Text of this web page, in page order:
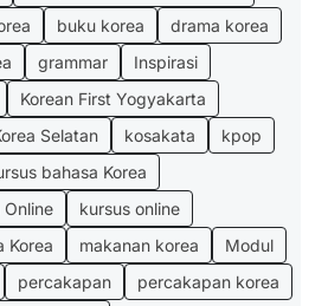
buku korea
drama korea
grammar
Inspirasi
Korean First Yogyakarta
Selatan kosakata
kpop
bahasa Korea
Online
kursus online
Korea
makanan korea
Modul
percakapan
percakapan korea